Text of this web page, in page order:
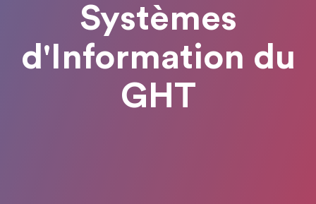
Systèmes
d'Information du
GHT